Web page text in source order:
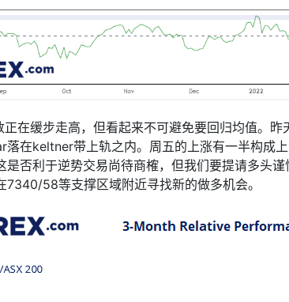
正在缓步走高，但看起来不可避免要回归均值。昨
落在keltner带上轨之内。周五的上涨有一半构成
是否利于逆势交易尚待商榷，但我们要提请多头
7340/58等支撑区域附近寻找新的做多机会。